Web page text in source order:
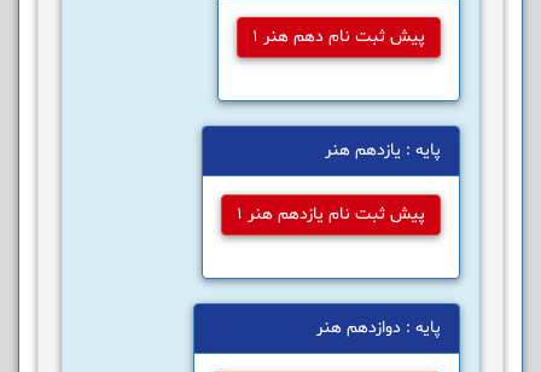
پیش ثبت نام دهم هنر 1
پایه : یازدهم هنر
پیش ثبت نام یازدهم هنر 1
پایه : دوازدهم هنر